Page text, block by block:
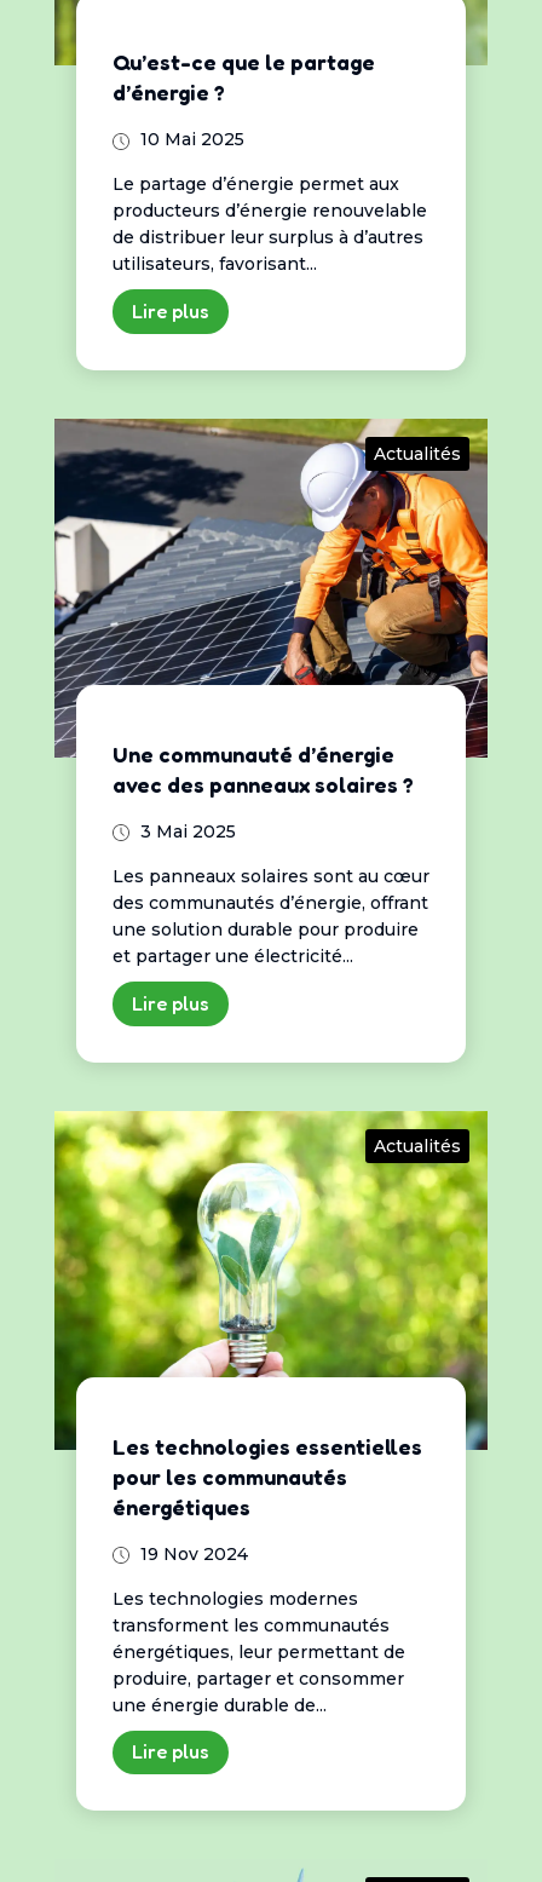
Qu’est-ce que le partage
d’énergie ?
10 Mai 2025
Le partage d’énergie permet aux
producteurs d’énergie renouvelable
de distribuer leur surplus à d’autres
utilisateurs, favorisant...
Lire plus
Actualités
Une communauté d’énergie
avec des panneaux solaires ?
3 Mai 2025
Les panneaux solaires sont au cœur
des communautés d’énergie, offrant
une solution durable pour produire
et partager une électricité...
Lire plus
Actualités
Les technologies essentielles
pour les communautés
énergétiques
19 Nov 2024
Les technologies modernes
transforment les communautés
énergétiques, leur permettant de
produire, partager et consommer
une énergie durable de...
Lire plus